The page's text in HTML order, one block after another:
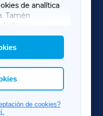
de analítica
Tamén
a elección das
de cookies?